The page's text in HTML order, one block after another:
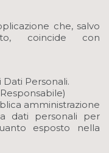
che, salvo
coincide con
Dati Personali.
amministrazione
dati personali per
esposto nella